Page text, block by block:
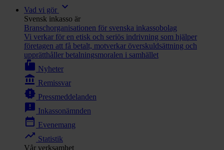
Vad vi gör expand_more
Svensk inkasso är
Branschorganisationen för svenska inkassobolag
Vi verkar för en etisk och seriös indrivning som hjälper
företagen att få betalt, motverkar överskuldsättning och
upprätthåller betalningsmoralen i samhället
markunread_mailbox Nyheter
account_balance Remissvar
new_releases Pressmeddelanden
announcement Inkassonämnden
date_range Evenemang
trending_up Statistik
Vår verksamhet